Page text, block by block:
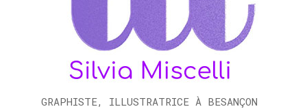
GRAPHISTE, ILLUSTRATRICE À BESANÇON